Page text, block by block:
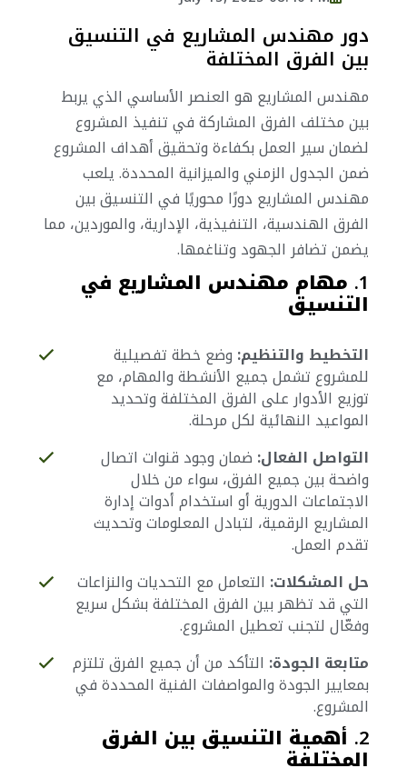
دور مهندس المشاريع في التنسيق
بين الفرق المختلفة
مهندس المشاريع هو العنصر الأساسي الذي يربط
بين مختلف الفرق المشاركة في تنفيذ المشروع
لضمان سير العمل بكفاءة وتحقيق أهداف المشروع
ضمن الجدول الزمني والميزانية المحددة. يلعب
مهندس المشاريع دورًا محوريًا في التنسيق بين
الفرق الهندسية، التنفيذية، الإدارية، والموردين، مما
يضمن تضافر الجهود وتناغمها.
1. مهام مهندس المشاريع في
التنسيق
التخطيط والتنظيم: وضع خطة تفصيلية
للمشروع تشمل جميع الأنشطة والمهام، مع
توزيع الأدوار على الفرق المختلفة وتحديد
المواعيد النهائية لكل مرحلة.
التواصل الفعال: ضمان وجود قنوات اتصال
واضحة بين جميع الفرق، سواء من خلال
الاجتماعات الدورية أو استخدام أدوات إدارة
المشاريع الرقمية، لتبادل المعلومات وتحديث
تقدم العمل.
حل المشكلات: التعامل مع التحديات والنزاعات
التي قد تظهر بين الفرق المختلفة بشكل سريع
وفعّال لتجنب تعطيل المشروع.
متابعة الجودة: التأكد من أن جميع الفرق تلتزم
بمعايير الجودة والمواصفات الفنية المحددة في
المشروع.
2. أهمية التنسيق بين الفرق
المختلفة